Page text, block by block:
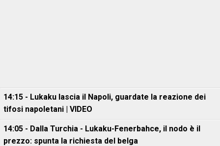
14:15 - Lukaku lascia il Napoli, guardate la reazione dei
tifosi napoletani | VIDEO
14:05 - Dalla Turchia - Lukaku-Fenerbahce, il nodo è il
prezzo: spunta la richiesta del belga